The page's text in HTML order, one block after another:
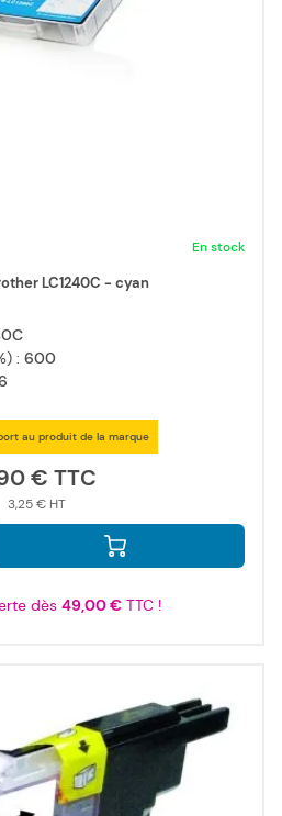
En stock
LC1240C - cyan
: 600
au produit de la marque
€
3,25 €
dès 49,00 €TTC !